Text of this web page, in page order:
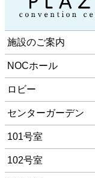
施設のご案内
NOCホール
ロビー
センターガーデン
101号室
102号室